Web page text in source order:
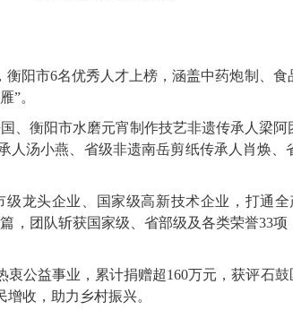
阳市6名优秀人才上榜，涵盖中药炮制、
”。
、衡阳市水磨元宵制作技艺非遗传承人梁
汤小燕、省级非遗南岳剪纸传承人肖焕、
龙头企业、国家级高新技术企业，打通
，团队斩获国家级、省部级及各类荣誉33项
公益事业，累计捐赠超160万元，获评石
收，助力乡村振兴。